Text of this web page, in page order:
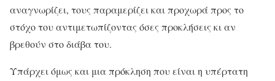
αναγνωρίζει, τους παραμερίζει και προχωρά προς το
στόχο του αντιμετωπίζοντας όσες προκλήσεις κι αν
βρεθούν στο διάβα του.
Υπάρχει όμως και μια πρόκληση που είναι η υπέρτατη